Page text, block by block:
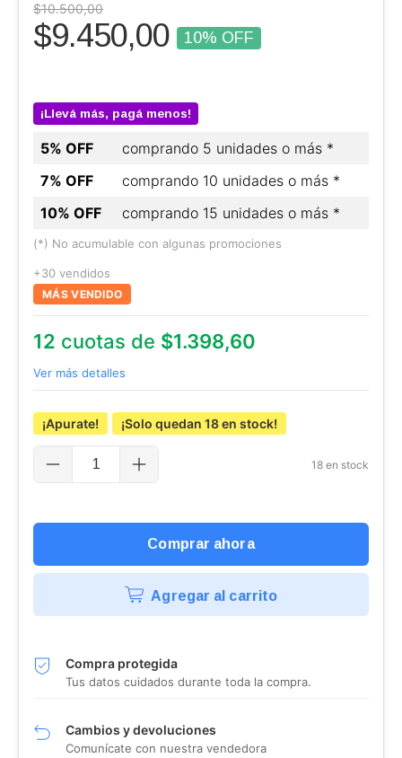
$10.500,00
$9.450,00 10% OFF
¡Llevá más, pagá menos!
5% OFF
comprando 5 unidades o más *
7% OFF
comprando 10 unidades o más *
10% OFF
comprando 15 unidades o más *
(*) No acumulable con algunas promociones
+30 vendidos
MÁS VENDIDO
12 cuotas de $1.398,60
Ver más detalles
¡Apurate! ¡Solo quedan 18en stock!
18 en stock
Agregar al carrito
Compra protegida
Tus datos cuidados durante toda la compra.
Cambios y devoluciones
Comunícate con nuestra vendedora